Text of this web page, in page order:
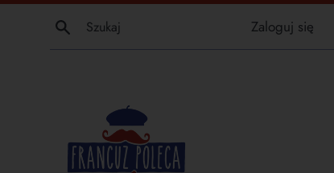
Przejdź
Szukaj Zaloguj się